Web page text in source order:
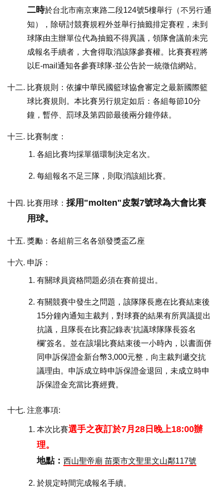
二時於台北市南京東路二段124號5樓舉行（不另行通
知），除研討競賽規程外並舉行抽籤排定賽程，未到
球隊由主辦單位代為抽籤不得異議，領隊會議前未完
成報名手續者，大會得取消該隊參賽權。比賽賽程將
以E-mail通知各參賽球隊-並公告於一統徵信網站。
比賽規則：依據中華民國籃球協會審定之最新國際籃
球比賽規則。本比賽另行規定如后：各組每節10分
鐘，暫停、罰球及第四節最後兩分鐘停錶。
比賽制度：
各組比賽均採單循環制決定名次。
每組報名不足三隊，則取消該組比賽。
比賽用球： 採用"molten"皮製7號球為大會比賽
用球。
獎勵：各組前三名各頒發獎盃乙座
申訴：
有關球員資格問題必須在賽前提出。
有關競賽中發生之問題，該隊隊長應在比賽結束後
15分鐘內通知主裁判，對球賽的結果有所異議提出
抗議，且隊長在比賽記錄表‘抗議球隊隊長簽名
欄’簽名。並在該場比賽結束後一小時內，以書面併
同申訴保證金新台幣3,000元整，向主裁判遞交抗
議理由。申訴成立時申訴保證金退回，未成立時申
訴保證金充當比賽經費。
注意事項:
本次比賽選手之夜訂於7月28日晚上18:00辦
理。
地點： 西山聖帝廟 苗栗市文聖里文山鄰117號
於規定時間完成報名手續。